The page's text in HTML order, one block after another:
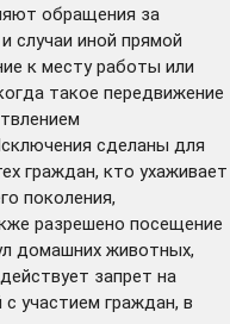
обращения за
случаи иной прямой
к месту работы или
такое передвижение
сделаны для
граждан, кто ухаживает
поколения,
разрешено посещение
домашних животных,
запрет на
участием граждан, в